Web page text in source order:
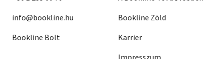
info@bookline.hu
Bookline Bolt
Bookline Zöld
Karrier
Impresszum